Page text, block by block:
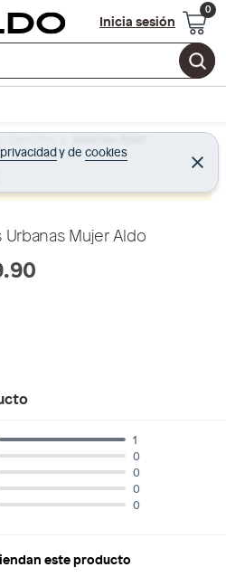
Inicia sesión
e
r
c
B
r
yde cookies C
e
r
- Zapatillas Zapatillas Mujer
Urbanas Mujer Aldo
0
0
0
0
1
este producto